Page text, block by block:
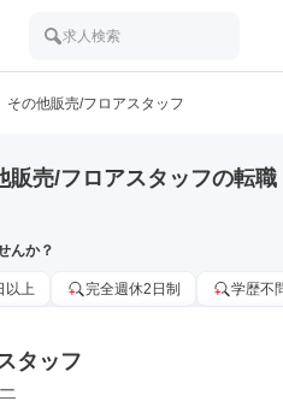
求人検索
その他販売/フロアスタッフ
販売/フロアスタッフの転職
んか？
以上 完全週休2日制 学歴不
タッフ